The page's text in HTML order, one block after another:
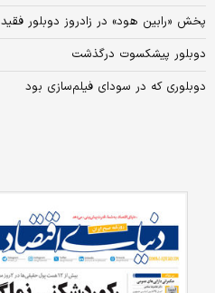
پخش «رابین هود» در زادروز دوبلور فقید
دوبلور پیشکسوت درگذشت
دوبلوری که در سودای فیلم‌سازی بود